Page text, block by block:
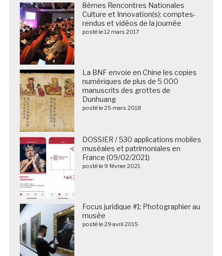
8èmes Rencontres Nationales
Culture et Innovation(s): comptes-
rendus et vidéos de la journée
posté le 12 mars 2017
La BNF envoie en Chine les copies
numériques de plus de 5 000
manuscrits des grottes de
Dunhuang
posté le 25 mars 2018
DOSSIER / 530 applications mobiles
muséales et patrimoniales en
France (09/02/2021)
posté le 9 février 2021
Focus juridique #1: Photographier au
musée
posté le 29 avril 2015